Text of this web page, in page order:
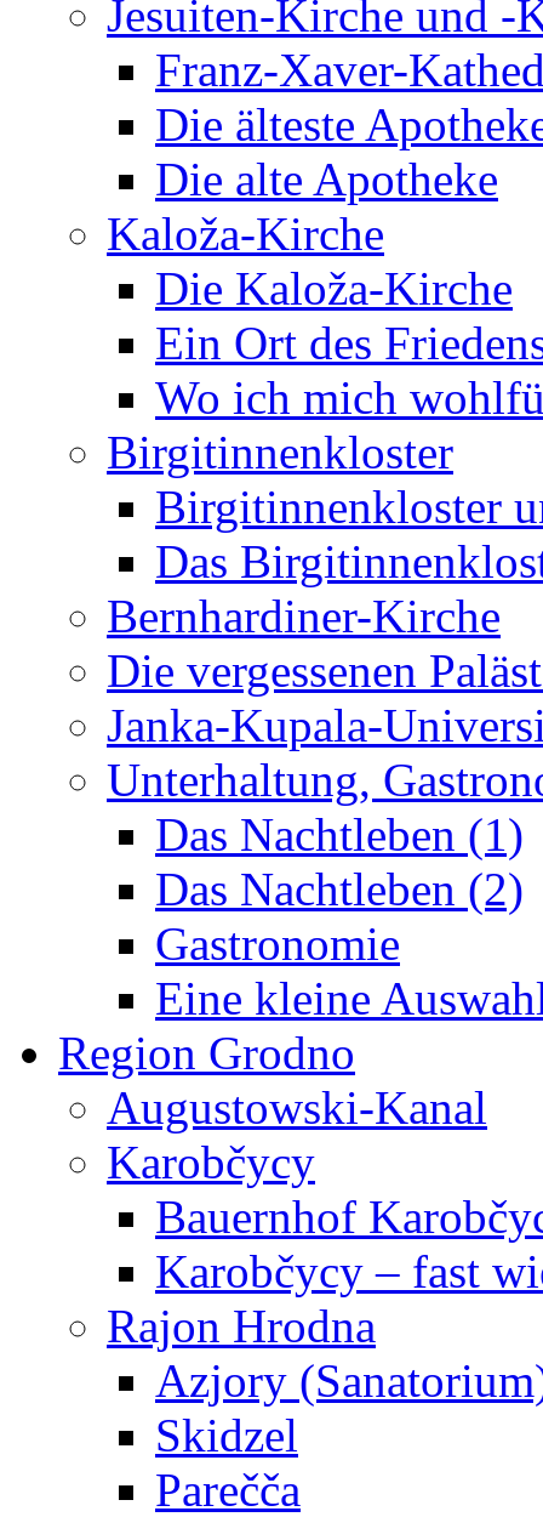
Jesuiten-Kirche und -
Franz-Xaver-
Die älteste
Die alte Apotheke
Kaloža-Kirche
Die Kaloža-Kirche
Ein Ort des
Wo ich mich
Birgitinnenkloster
Birgitinnenkloster
Das
Bernhardiner-Kirche
Die vergessenen
Janka-Kupala-
Unterhaltung,
Das Nachtleben (1)
Das Nachtleben (2)
Gastronomie
Eine kleine
Region Grodno
Augustowski-Kanal
Karobčycy
Bauernhof
Karobčycy – fast
Rajon Hrodna
Azjory
Skidzel
Parečča